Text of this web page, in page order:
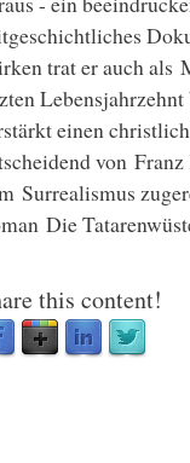
trat er auch als
einen
von
Surrealismus
Die
this content!